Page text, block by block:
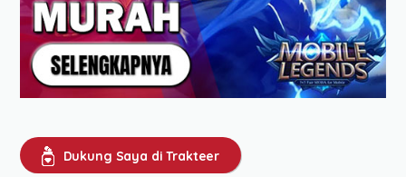
Dukung Saya di Trakteer